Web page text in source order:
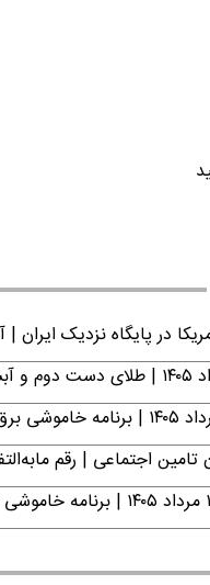
در پایگاه نزدیک ایران
اجتماعی | رقم